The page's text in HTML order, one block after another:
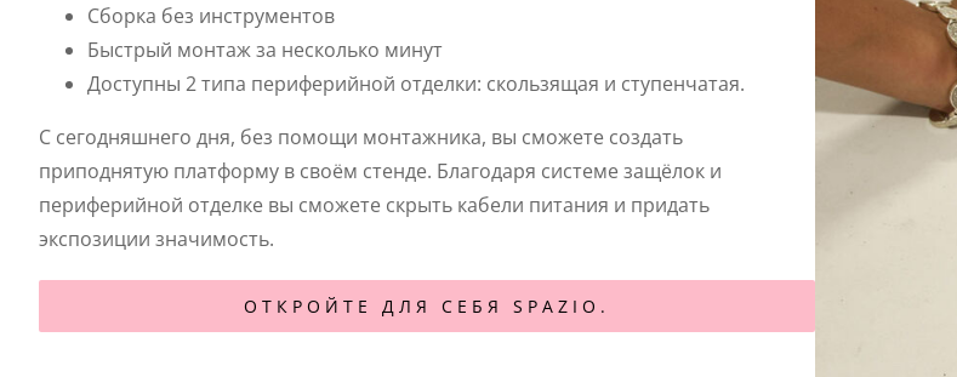
Сборка без инструментов
Быстрый монтаж за несколько минут
Доступны 2 типа периферийной отделки: скользящая и ступенчатая.
С сегодняшнего дня, без помощи монтажника, вы сможете создать
приподнятую платформу в своём стенде. Благодаря системе защёлок и
периферийной отделке вы сможете скрыть кабели питания и придать
экспозиции значимость.
ОТКРОЙТЕ ДЛЯ СЕБЯ SPAZIO.